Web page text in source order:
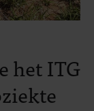
het ITG